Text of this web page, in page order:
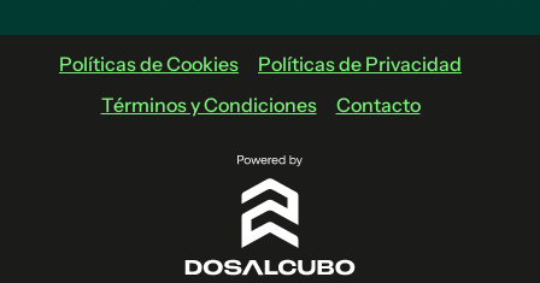
Políticas de Cookies
Políticas de Privacidad
Términos y Condiciones
Contacto